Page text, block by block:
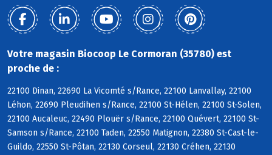
Votre magasin Biocoop Le Cormoran (35780) est
proche de :
22100 Dinan, 22690 La Vicomté s/Rance, 22100 Lanvallay, 22100
Léhon, 22690 Pleudihen s/Rance, 22100 St-Hélen, 22100 St-Solen,
22100 Aucaleuc, 22490 Plouër s/Rance, 22100 Quévert, 22100 St-
Samson s/Rance, 22100 Taden, 22550 Matignon, 22380 St-Cast-le-
Guildo, 22550 St-Pôtan, 22130 Corseul, 22130 Créhen, 22130